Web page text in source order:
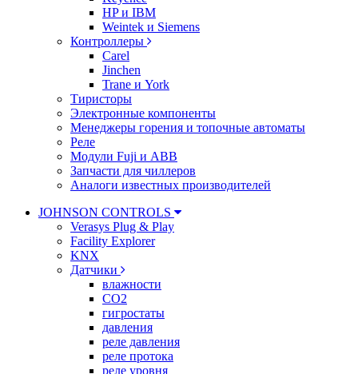
HP и IBM
Weintek и Siemens
Контроллеры
Carel
Jinchen
Trane и York
Тиристоры
Электронные компоненты
Менеджеры горения и топочные автоматы
Реле
Модули Fuji и ABB
Запчасти для чиллеров
Аналоги известных производителей
JOHNSON CONTROLS
Verasys Plug & Play
Facility Explorer
KNX
Датчики
влажности
CO2
гигростаты
давления
реле давления
реле протока
реле уровня